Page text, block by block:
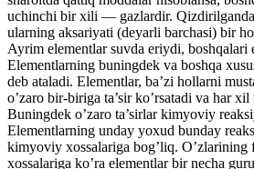
uchinchi bir xili — gazlardir.
ularning aksariyati (deyarli barchasi) bir
Ayrim elementlar suvda eriydi, boshqalari
Elementlarning buningdek va boshqa
deb ataladi. Elementlar, ba’zi hollarni
o’zaro bir-biriga ta’sir ko’rsatadi va har
Buningdek o’zaro ta’sirlar kimyoviy
Elementlarning unday yoxud bunday
kimyoviy xossalariga bog’liq.
xossalariga ko’ra elementlar bir necha